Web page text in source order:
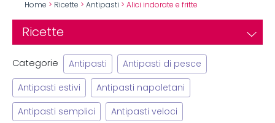
Home > Ricette > Antipasti > Alici indorate e fritte
Ricette
Categorie Antipasti Antipasti di pesce
Antipasti estivi Antipasti napoletani
Antipasti semplici Antipasti veloci